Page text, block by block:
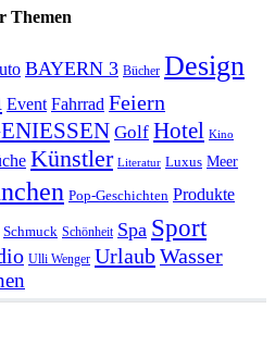
Themen
BAYERN 3 Bücher Design
Event Fahrrad Feiern
Golf Hotel Kino
Künstler Literatur Luxus Meer
Pop-Geschichten Produkte
Schmuck Schönheit Spa Sport
Ulli Wenger UrlaubWasser